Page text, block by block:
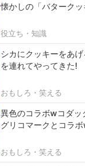
懐かしの「バタークッ
役立ち・知識
シカにクッキーをあ
を連れてやってきた!
おもしろ・笑える
異色のコラボwコダッ
グリコマークとコラ
おもしろ・笑える